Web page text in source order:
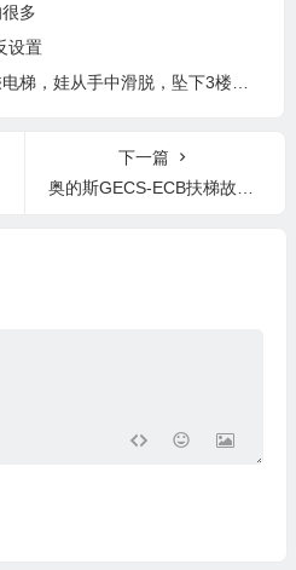
多
设置
，娃从手中滑脱，坠下3楼身亡
下一篇
奥的斯GECS-ECB扶梯故障排查手册